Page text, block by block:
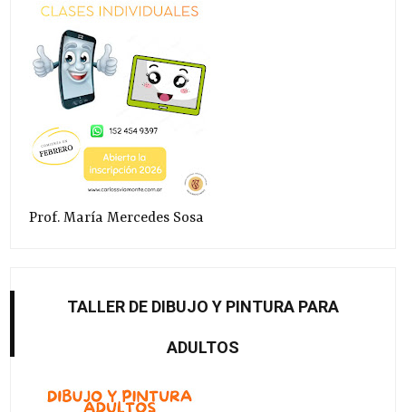
Prof. María Mercedes Sosa
TALLER DE DIBUJO Y PINTURA PARA
ADULTOS